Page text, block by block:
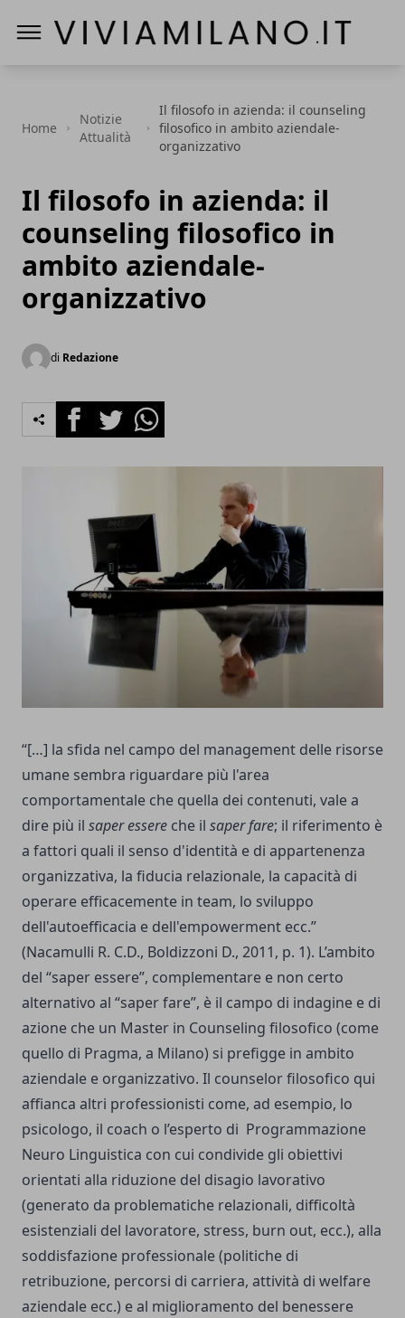
Home
Notizie
Attualità
Il filosofo in azienda: il counseling
filosofico in ambito aziendale-
organizzativo
Il filosofo in azienda: il
counseling filosofico in
ambito aziendale-
organizzativo
di Redazione
FacebookTwitterWhatsapp
“[…] la sfida nel campo del management delle risorse
umane sembra riguardare più l'area
comportamentale che quella dei contenuti, vale a
dire più il saper essere che il saper fare; il riferimento è
a fattori quali il senso d'identità e di appartenenza
organizzativa, la fiducia relazionale, la capacità di
operare efficacemente in team, lo sviluppo
dell'autoefficacia e dell'empowerment ecc.”
(Nacamulli R. C.D., Boldizzoni D., 2011, p. 1). L’ambito
del “saper essere”, complementare e non certo
alternativo al “saper fare”, è il campo di indagine e di
azione che un Master in Counseling filosofico (come
quello di Pragma, a Milano) si prefigge in ambito
aziendale e organizzativo. Il counselor filosofico qui
affianca altri professionisti come, ad esempio, lo
psicologo, il coach o l’esperto di Programmazione
Neuro Linguistica con cui condivide gli obiettivi
orientati alla riduzione del disagio lavorativo
(generato da problematiche relazionali, difficoltà
esistenziali del lavoratore, stress, burn out, ecc.), alla
soddisfazione professionale (politiche di
retribuzione, percorsi di carriera, attività di welfare
aziendale ecc.) e al miglioramento del benessere